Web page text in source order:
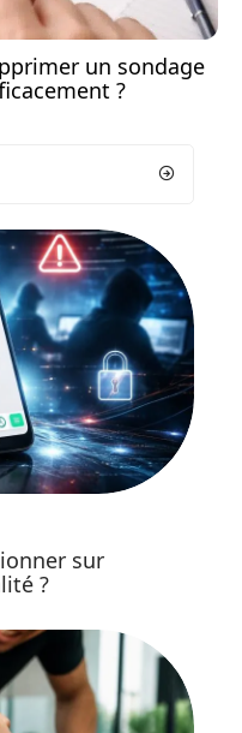
un sondage
?
sur
?